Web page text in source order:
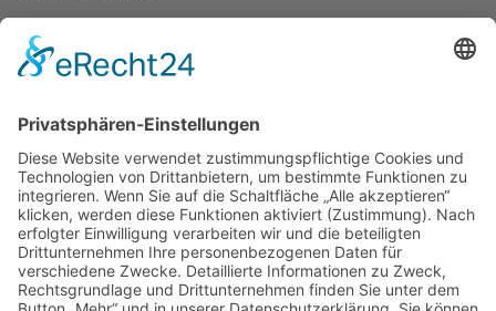
zurück
Newsletter abonnieren
Impressum
Datenschutz
Erklärung zur Barrierefreiheit